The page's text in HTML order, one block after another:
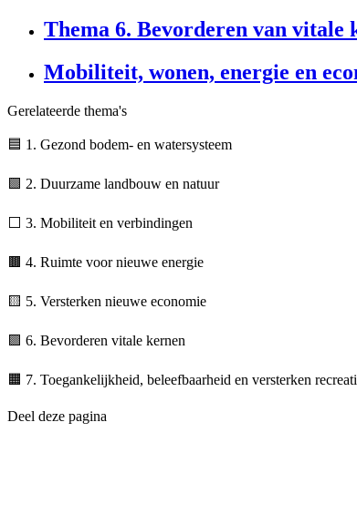
Thema 6. Bevorderen van vitale
Mobiliteit, wonen, energie en
Gerelateerde thema's
🟦 1. Gezond bodem- en watersysteem
🟩 2. Duurzame landbouw en natuur
⬜ 3. Mobiliteit en verbindingen
🟫 4. Ruimte voor nieuwe energie
🟨 5. Versterken nieuwe economie
🟪 6. Bevorderen vitale kernen
🟧 7. Toegankelijkheid, beleefbaarheid en versterken
Deel deze pagina